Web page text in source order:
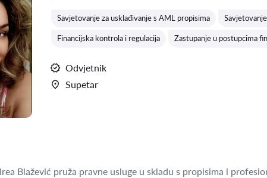
Savjetovanje za usklađivanje s AML propisima
Financijska kontrola i regulacija Zastupanje u postupcima
Odvjetnik
Supetar
Blažević pruža pravne usluge u skladu s propisima i